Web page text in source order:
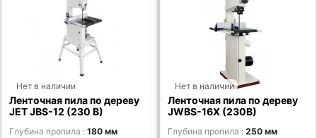
Нет в наличии
Ленточная пила по дереву
JET JBS-12 (230 В)
Глубина пропила
180 мм
Нет в наличии
Ленточная пила по дереву
JWBS-16X (230В)
Глубина пропила
250 мм